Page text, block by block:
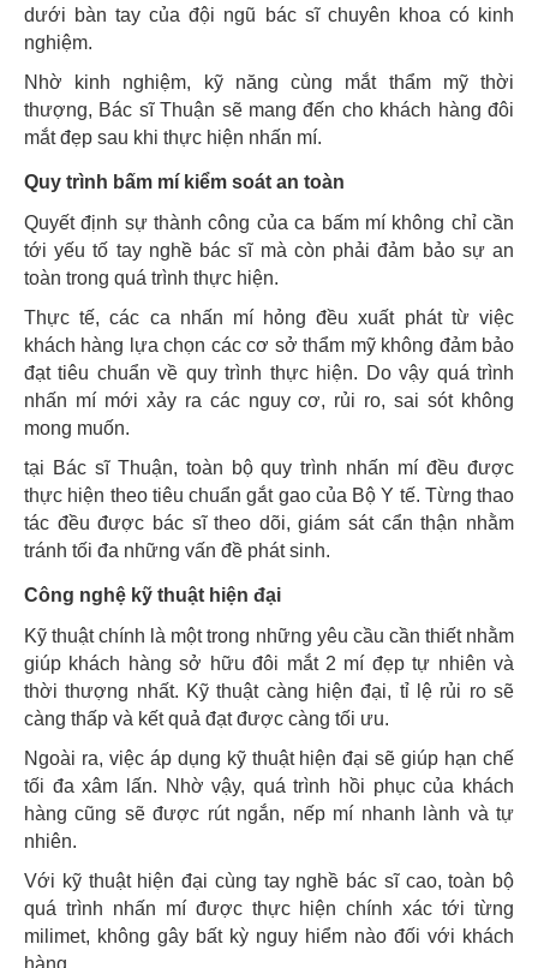
dưới bàn tay của đội ngũ bác sĩ chuyên khoa có kinh
nghiệm.
Nhờ kinh nghiệm, kỹ năng cùng mắt thẩm mỹ thời
thượng, Bác sĩ Thuận sẽ mang đến cho khách hàng đôi
mắt đẹp sau khi thực hiện nhấn mí.
Quy trình bấm mí kiểm soát an toàn
Quyết định sự thành công của ca bấm mí không chỉ cần
tới yếu tố tay nghề bác sĩ mà còn phải đảm bảo sự an
toàn trong quá trình thực hiện.
Thực tế, các ca nhấn mí hỏng đều xuất phát từ việc
khách hàng lựa chọn các cơ sở thẩm mỹ không đảm bảo
đạt tiêu chuẩn về quy trình thực hiện. Do vậy quá trình
nhấn mí mới xảy ra các nguy cơ, rủi ro, sai sót không
mong muốn.
tại Bác sĩ Thuận, toàn bộ quy trình nhấn mí đều được
thực hiện theo tiêu chuẩn gắt gao của Bộ Y tế. Từng thao
tác đều được bác sĩ theo dõi, giám sát cẩn thận nhằm
tránh tối đa những vấn đề phát sinh.
Công nghệ kỹ thuật hiện đại
Kỹ thuật chính là một trong những yêu cầu cần thiết nhằm
giúp khách hàng sở hữu đôi mắt 2 mí đẹp tự nhiên và
thời thượng nhất. Kỹ thuật càng hiện đại, tỉ lệ rủi ro sẽ
càng thấp và kết quả đạt được càng tối ưu.
Ngoài ra, việc áp dụng kỹ thuật hiện đại sẽ giúp hạn chế
tối đa xâm lấn. Nhờ vậy, quá trình hồi phục của khách
hàng cũng sẽ được rút ngắn, nếp mí nhanh lành và tự
nhiên.
Với kỹ thuật hiện đại cùng tay nghề bác sĩ cao, toàn bộ
quá trình nhấn mí được thực hiện chính xác tới từng
milimet, không gây bất kỳ nguy hiểm nào đối với khách